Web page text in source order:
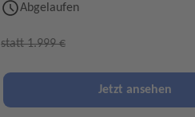
Abgelaufen
statt 1.999 €
Jetzt ansehen